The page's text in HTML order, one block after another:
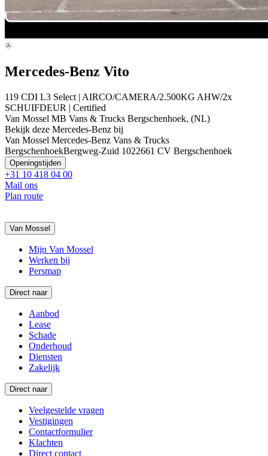
Mercedes-Benz Vito
119 CDI L3 Select | AIRCO/CAMERA/2.500KG AHW/2x
SCHUIFDEUR | Certified
Van Mossel MB Vans & Trucks Bergschenhoek, (NL)
Bekijk deze Mercedes-Benz bij
Van Mossel Mercedes-Benz Vans & Trucks
BergschenhoekBergweg-Zuid 1022661 CV Bergschenhoek
Openingstijden
+31 10 418 04 00
Mail ons
Plan route
Van Mossel
Mijn Van Mossel
Werken bij
Persmap
Direct naar
Aanbod
Lease
Schade
Onderhoud
Diensten
Zakelijk
Direct naar
Veelgestelde vragen
Vestigingen
Contactformulier
Klachten
Direct contact